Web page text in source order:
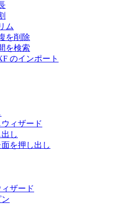
ム
を削除
を検索
のインポート
ィザード
し
を押し出し
ザード